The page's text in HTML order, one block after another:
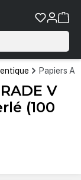
Papiers
V
(100